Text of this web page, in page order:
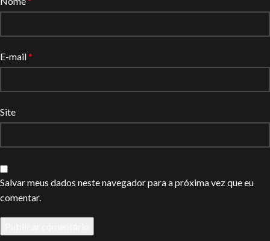
E-mail*
Site
Salvar meus dados neste navegador para a próxima vez que eu
comentar.